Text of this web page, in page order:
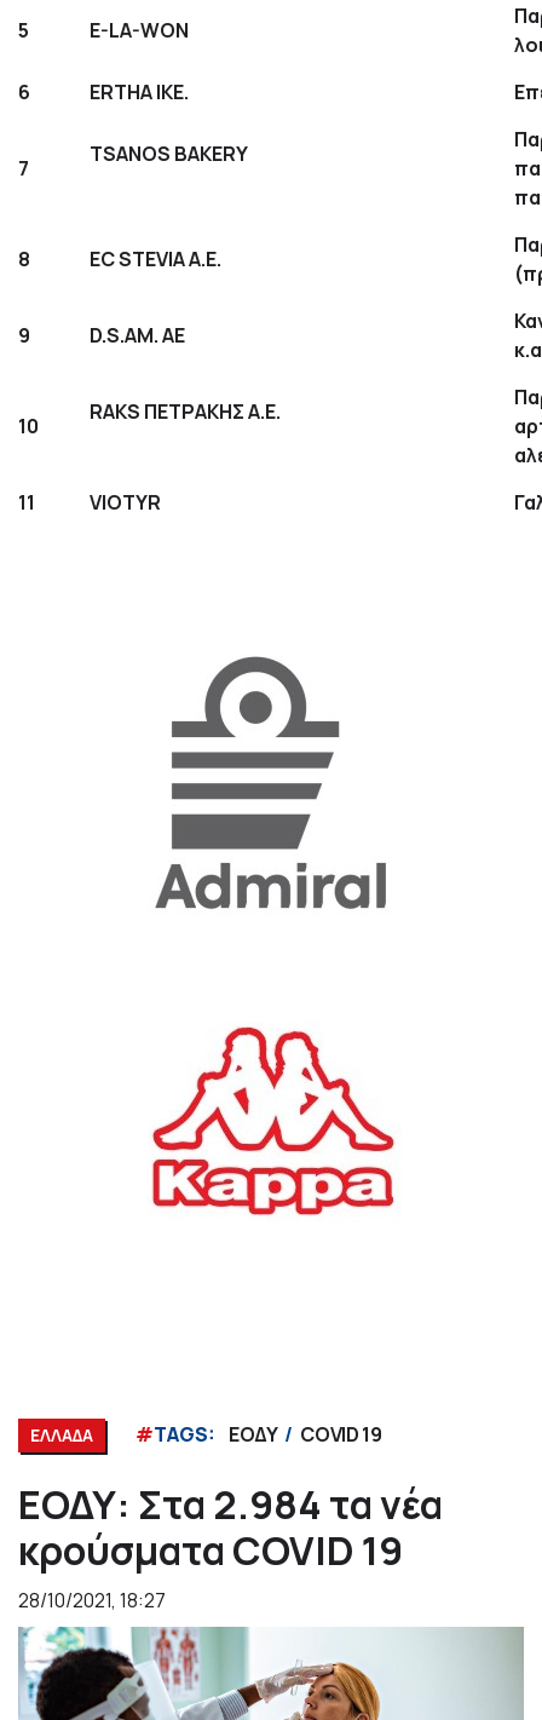
5 E-LA-WON
6
ERTHA IKE.
7
TSANOS BAKERY
8 EC STEVIA A.E.
9 D.S.AM. AE
10
RAKS ΠΕΤΡΑΚΗΣ Α.Ε.
11
VIOTYR
ΕΛΛΑΔΑ #TAGS: ΕΟΔΥ COVID 19
ΕΟΔΥ: Στα 2.984 τα νέα
κρούσματα COVID 19
28/10/2021, 18:27